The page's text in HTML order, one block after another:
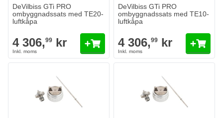
DeVilbiss GTi PRO
ombyggnadssats med TE20-
luftkåpa
4 306,99 kr
DeVilbiss GTi PRO
ombyggnadssats med TE10-
luftkåpa
4 306,99 kr
Munstycksöppning
kr
Lägg till i kundvagn
Munstycksöppning
kr
Lägg till i